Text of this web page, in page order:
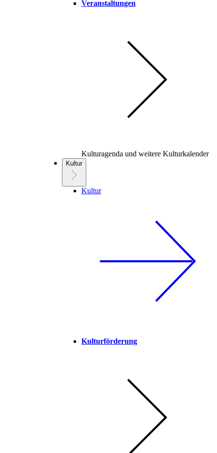
Veranstaltungen
Kulturagenda und weitere Kulturkalender
Kultur
Kultur
Kulturförderung